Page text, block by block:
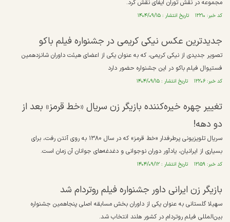
مجموعه در نقش توران ایفای نقش کرد.
کد خبر: ۱۲۲۱۰ تاریخ انتشار : ۱۴۰۴/۰۹/۱۵
جدیدترین عکس نیکی کریمی در جشنواره فیلم باکو
تصویر جدیدی از نیکی کریمی، که به عنوان یکی از اعضای هیئت داوران شانزدهمین
فستیوال فیلم باکو در این جشنواره حضور دارد
کد خبر: ۱۲۲۰۶ تاریخ انتشار : ۱۴۰۴/۰۹/۱۵
تغییر چهره خیره‌کننده بازیگر زن سریال «خط قرمز» بعد از
دو دهه!
سریال تلویزیونی پرطرفدار «خط قرمز» که در سال ۱۳۸۰ به روی آنتن رفت، برای
بسیاری از ایرانیان، یادآور دوران نوجوانی و دغدغه‌های جوانان آن زمان است.
کد خبر: ۱۲۱۵۹ تاریخ انتشار : ۱۴۰۴/۰۹/۱۲
بازیگر زن ایرانی داور جشنواره فیلم روتردام شد
سهیلا گلستانی به عنوان یکی از داوران بخش مسابقه اصلی پنجاهمین جشنواره
بین‌المللی فیلم روتردام در کشور هلند انتخاب شد.